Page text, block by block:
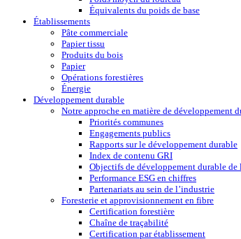
Équivalents du poids de base
Établissements
Pâte commerciale
Papier tissu
Produits du bois
Papier
Opérations forestières
Énergie
Développement durable
Notre approche en matière de développement
Priorités communes
Engagements publics
Rapports sur le développement durable
Index de contenu GRI
Objectifs de développement durable de
Performance ESG en chiffres
Partenariats au sein de l’industrie
Foresterie et approvisionnement en fibre
Certification forestière
Chaîne de traçabilité
Certification par établissement